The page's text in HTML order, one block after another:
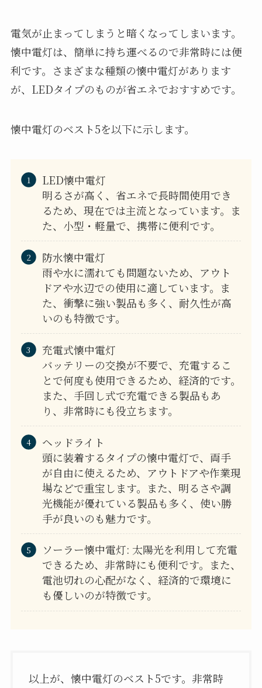
電気が止まってしまうと暗くなってしまいます。
懐中電灯は、簡単に持ち運べるので非常時には便
利です。さまざまな種類の懐中電灯があります
が、LEDタイプのものが省エネでおすすめです。
懐中電灯のベスト5を以下に示します。
LED懐中電灯
明るさが高く、省エネで長時間使用でき
るため、現在では主流となっています。ま
た、小型・軽量で、携帯に便利です。
防水懐中電灯
雨や水に濡れても問題ないため、アウト
ドアや水辺での使用に適しています。ま
た、衝撃に強い製品も多く、耐久性が高
いのも特徴です。
充電式懐中電灯
バッテリーの交換が不要で、充電するこ
とで何度も使用できるため、経済的です。
また、手回し式で充電できる製品もあ
り、非常時にも役立ちます。
ヘッドライト
頭に装着するタイプの懐中電灯で、両手
が自由に使えるため、アウトドアや作業現
場などで重宝します。また、明るさや調
光機能が優れている製品も多く、使い勝
手が良いのも魅力です。
ソーラー懐中電灯: 太陽光を利用して充電
できるため、非常時にも便利です。また、
電池切れの心配がなく、経済的で環境に
も優しいのが特徴です。
以上が、懐中電灯のベスト5です。非常時